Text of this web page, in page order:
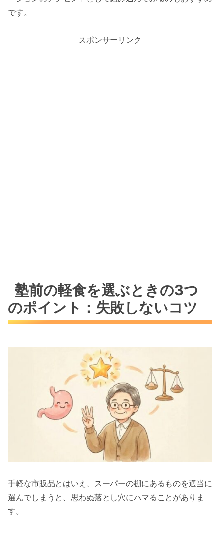
です。
スポンサーリンク
塾前の軽食を選ぶときの3つ
のポイント：失敗しないコツ
手軽な市販品とはいえ、スーパーの棚にあるものを適当に
選んでしまうと、思わぬ落とし穴にハマることがありま
す。